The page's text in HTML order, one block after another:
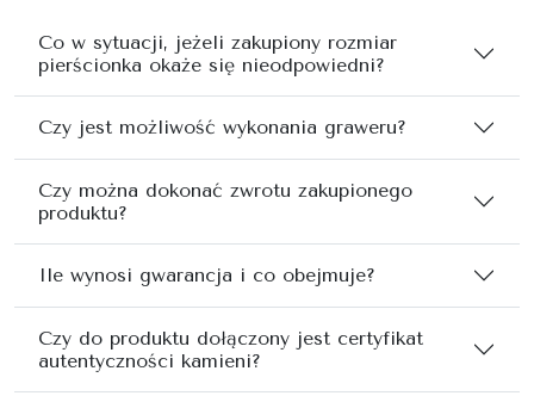
Co w sytuacji, jeżeli zakupiony rozmiar
pierścionka okaże się nieodpowiedni?
Czy jest możliwość wykonania graweru?
Czy można dokonać zwrotu zakupionego
produktu?
Ile wynosi gwarancja i co obejmuje?
Czy do produktu dołączony jest certyfikat
autentyczności kamieni?